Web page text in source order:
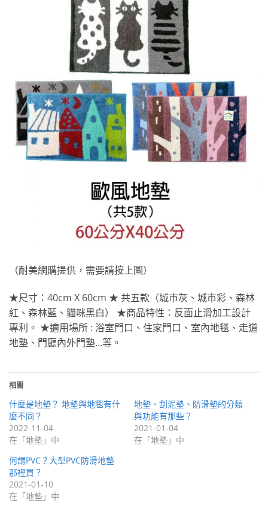
（耐美網購提供，需要請按上圖）
★尺寸：40cm X 60cm ★ 共五款（城市灰、城市彩、森林
紅、森林藍、貓咪黑白） ★商品特性：反面止滑加工設計
專利。 ★適用場所 : 浴室門口、住家門口、室內地毯、走道
地墊、門廳內外門墊…等。
相關
什麼是地墊？ 地墊與地毯有什
麼不同？
2022-11-04
在「地墊」中
地墊、刮泥墊、防滑墊的分類
與功能有那些？
2021-01-04
在「地墊」中
何謂PVC？大型PVC防滑地墊
那裡買？
2021-01-10
在「地墊」中